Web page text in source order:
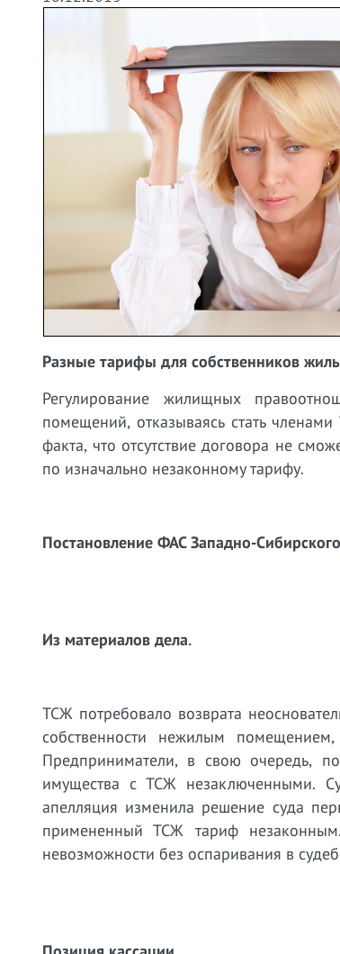
Разные тарифы для собственников
Регулирование жилищных
помещений, отказываясь стать
факта, что отсутствие договора не
по изначально незаконному тарифу.
Постановление ФАС Западно-
Из материалов дела.
ТСЖ потребовало возврата
собственности нежилым
Предприниматели, в свою очередь,
имущества с ТСЖ незаключенными.
апелляция изменила решение суда
примененный ТСЖ тариф
невозможности без оспаривания в